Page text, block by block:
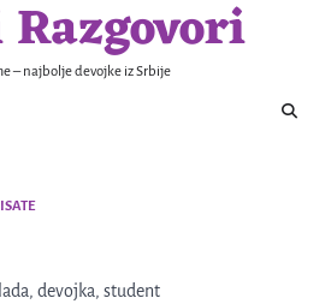
– najbolje devojke iz Srbije